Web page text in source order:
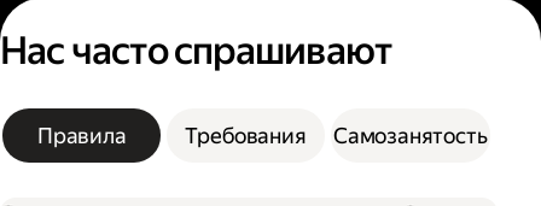
Нас часто спрашивают
Правила Требования Самозанятость